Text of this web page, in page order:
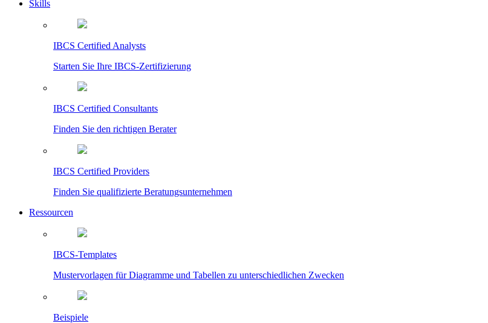
Skills
IBCS Certified Analysts
Starten Sie Ihre IBCS-Zertifizierung
IBCS Certified Consultants
Finden Sie den richtigen Berater
IBCS Certified Providers
Finden Sie qualifizierte Beratungsunternehmen
Ressourcen
IBCS-Templates
Mustervorlagen für Diagramme und Tabellen zu unterschiedlichen Zwecken
Beispiele